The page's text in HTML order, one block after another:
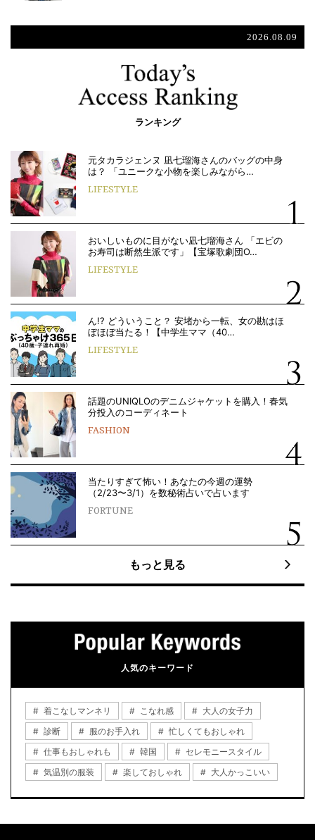
2026.08.09
ランキング
元タカラジェンヌ 凪七瑠海さんのバッグの中身
は？ 「ユニークな小物を楽しみながら…
LIFESTYLE
おいしいものに目がない凪七瑠海さん 「エビの
お寿司は断然生派です」【宝塚歌劇団O…
LIFESTYLE
ん!? どういうこと？ 安堵から一転、女の勘はほ
ぼほぼ当たる！【中学生ママ（40…
LIFESTYLE
話題のUNIQLOのデニムジャケットを購入！春気
分投入のコーディネート
FASHION
当たりすぎて怖い！あなたの今週の運勢
（2/23〜3/1）を数秘術占いで占います
FORTUNE
もっと見る
人気のキーワード
着こなしマンネリ こなれ感
大人の女子力
診断
服のお手入れ
忙しくてもおしゃれ
仕事もおしゃれも
韓国
セレモニースタイル
気温別の服装
楽しておしゃれ 大人かっこいい